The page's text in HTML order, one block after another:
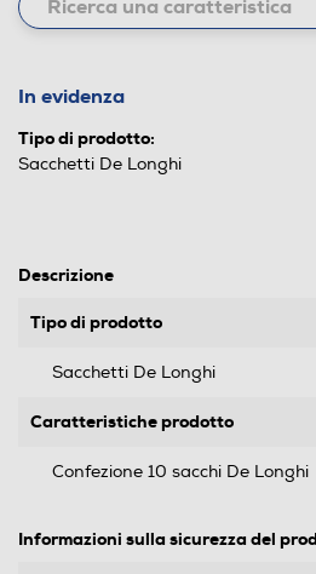
In evidenza
Tipo di prodotto:
Sacchetti De Longhi
Descrizione
Tipo di prodotto
Sacchetti De Longhi
Caratteristiche prodotto
Confezione 10 sacchi De Longhi
Informazioni sulla sicurezza del